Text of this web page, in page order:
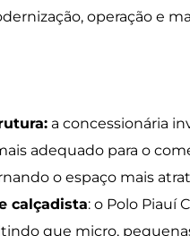
operação e
: a concessionária
adequado para o
o espaço mais
calçadista: o Polo Piauí
que micro,